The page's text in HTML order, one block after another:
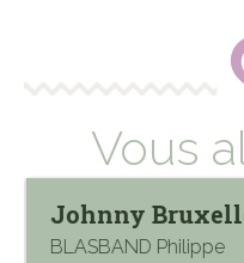
Vous
Johnny
BLASBAND Philippe